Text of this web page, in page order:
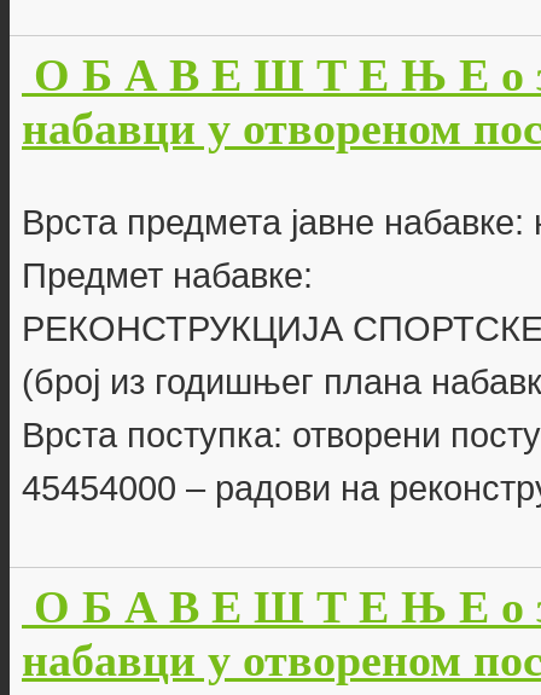
О Б А В Е Ш Т Е Њ Е о
набавци у отвореном
Врста предмета јавне
Предмет набавке:
РЕКОНСТРУКЦИЈА
(број из годишњег плана
Врста поступка: отворени
45454000 – радови на
О Б А В Е Ш Т Е Њ Е о
набавци у отвореном